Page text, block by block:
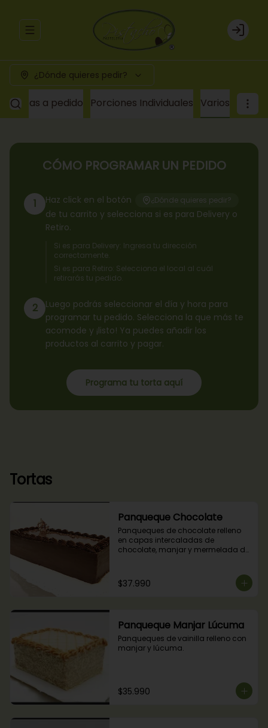
Abrir menu de navegación Login
¿Dónde quieres pedir?
Tortas a pedido Porciones Individuales Varios
CÓMO PROGRAMAR UN PEDIDO
1 Haz click en el botón ¿Dónde quieres pedir?
de tu carrito y selecciona si es para Delivery o
Retiro.
Si es para Delivery: Ingresa tu dirección
correctamente.
Si es para Retiro: Selecciona el local al cuál
retirarás tu pedido.
2
Luego podrás seleccionar el día y hora para
programar tu pedido. Selecciona la que más te
acomode y ¡listo! Ya puedes añadir los
productos al carrito y pagar.
Programa tu torta aquí
Tortas
Panqueque Chocolate
Panqueques de chocolate relleno
en capas intercaladas de
chocolate, manjar y mermelada de
$37.990
Panqueque Manjar Lúcuma
Panqueques de vainilla relleno con
manjar y lúcuma.
$35.990